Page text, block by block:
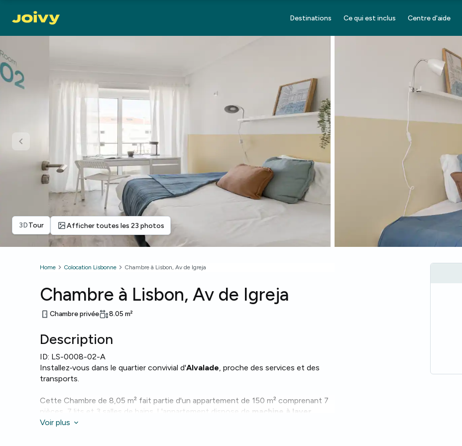
Destinations Ce qui est inclus Centre d'aide
Afficher toutes les 23 photos
3DTour
Home Colocation Lisbonne Chambre à Lisbon, Av de Igreja
Chambre à Lisbon, Av de Igreja
Chambre privée 8.05 m²
Description
ID: LS-0008-02-A
Installez‑vous dans le quartier convivial d'Alvalade, proche des services et des
transports.
Cette Chambre de 8,05 m² fait partie d'un appartement de 150 m² comprenant 7
pièces, 7 lits et 3 salles de bains. L'appartement dispose de machine à laver
lave‑vaisselle
Voir plus